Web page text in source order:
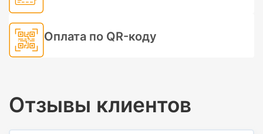
Оплата по QR-коду
Отзывы клиентов